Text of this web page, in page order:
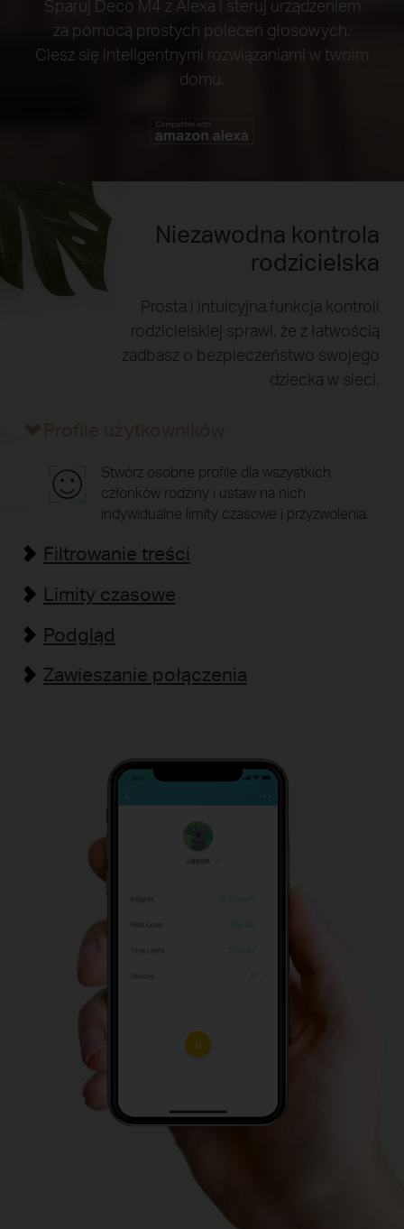
Sparuj Deco M4 z Alexa i steruj urządzeniem
za pomocą prostych poleceń głosowych.
Ciesz się inteligentnymi rozwiązaniami w twoim
domu.
Niezawodna kontrola
rodzicielska
Prosta i intuicyjna funkcja kontroli
rodzicielskiej sprawi, że z łatwością
zadbasz o bezpieczeństwo swojego
dziecka w sieci.
Stwórz osobne profile dla wszystkich
członków rodziny i ustaw na nich
indywidualne limity czasowe i przyzwolenia.
Filtrowanie treści
Limity czasowe
Podgląd
Zawieszanie połączenia